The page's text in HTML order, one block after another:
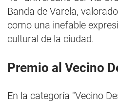
Banda de Varela,
como una inefable
cultural de la ciudad.
Premio al Vecino
En la categoría "Vecino